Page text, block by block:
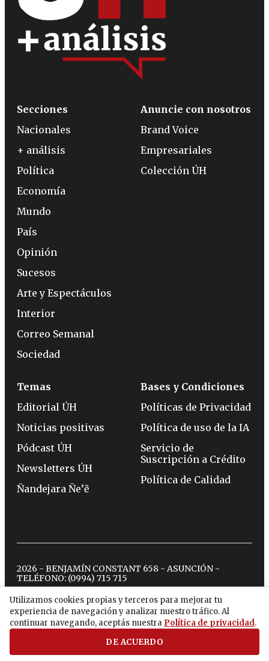
Utilizamos cookies propias y terceros para mejorar tu
experiencia de navegación y analizar nuestro tráfico. Al
continuar navegando, aceptás nuestra Política de privacidad.
DE ACUERDO
Secciones
Nacionales
+ análisis
Política
Economía
Mundo
País
Opinión
Sucesos
Arte y Espectáculos
Interior
Correo Semanal
Sociedad
Anuncie con nosotros
Brand Voice
Empresariales
Colección ÚH
Temas
Editorial ÚH
Noticias positivas
Pódcast ÚH
Newsletters ÚH
Ñandejara Ñe’ẽ
Bases y Condiciones
Políticas de Privacidad
Política de uso de la IA
Servicio de
Suscripción a Crédito
Política de Calidad
2026 - BENJAMÍN CONSTANT 658 - ASUNCIÓN -
TELÉFONO: (0994) 715 715
twitterinstagram
facebook
tiktokyoutubespotify